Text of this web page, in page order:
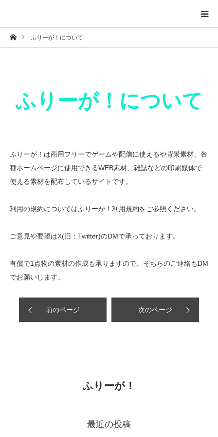
ホームふりーが！について
ふりーが！について
ふりーが！は商用フリーでゲームや配信に使えるや背景素材、各
種ホームページに使用できるWEB素材、雑誌などの印刷媒体で
使える素材を配布しているサイトです。
利用の規約についてはふりーが！利用規約をご参照ください。
ご意見や要望はX(旧：Twitter)のDMで承っております。
有償で1点物の素材の作成も承りますので、そちらのご連絡もDM
でお願いします。
前のページ 次のページ
ふりーが！
最近の投稿
トップページ
背景
自然
建造物
夕日
ふりーが！について
ふりーが！利用規約